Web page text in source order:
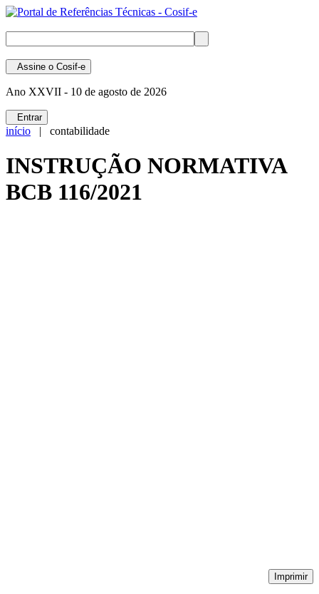
Assine o Cosif-e
Ano XXVII - 10 de agosto de 2026
Entrar
início | contabilidade
INSTRUÇÃO NORMATIVA
BCB 116/2021
Imprimir